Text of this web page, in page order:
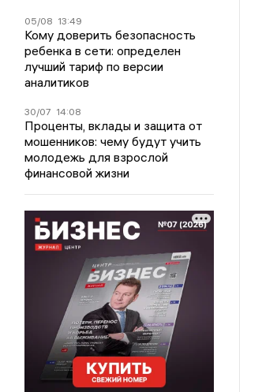
05/08 13:49
Кому доверить безопасность
ребенка в сети: определен
лучший тариф по версии
аналитиков
30/07 14:08
Проценты, вклады и защита от
мошенников: чему будут учить
молодежь для взрослой
финансовой жизни